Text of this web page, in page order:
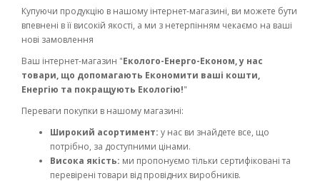
Купуючи продукцію в нашому інтернет-магазині, ви можете бути
впевнені в її високій якості, а ми з нетерпінням чекаємо на ваші
нові замовлення
Ваш інтернет-магазин "Еколого-Енерго-Економ, у нас
товари, що допомагають Економити ваші кошти,
Енергію та покращують Екологію!"
Переваги покупки в нашому магазині:
Широкий асортимент: у нас ви знайдете все, що
потрібно, за доступними цінами.
Висока якість: ми пропонуємо тільки сертифіковані та
перевірені товари від провідних виробників.